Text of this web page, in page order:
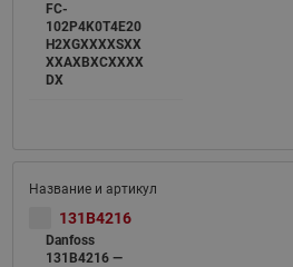
FC-
102P4K0T4E20
H2XGXXXXSXX
XXAXBXCXXXX
DX
131B4216
Danfoss
131B4216 —